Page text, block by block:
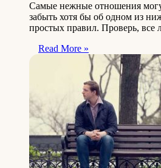
Самые нежные отношения
забыть хотя бы об одном из
простых правил. Проверь,
Read More »